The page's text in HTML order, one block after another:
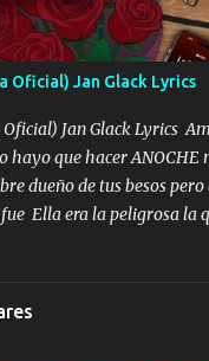
acelerado traigo un M2
mandó un fuerte
apreciamos En los
hermosas y botellas
y a los que me
Oficial) Jan Glack Lyrics
Jan Glack Lyrics
hayo que hacer ANOCHE
dueño de tus besos pero
Ella era la peligrosa la
mami no me crees se que
estoy rodeado de